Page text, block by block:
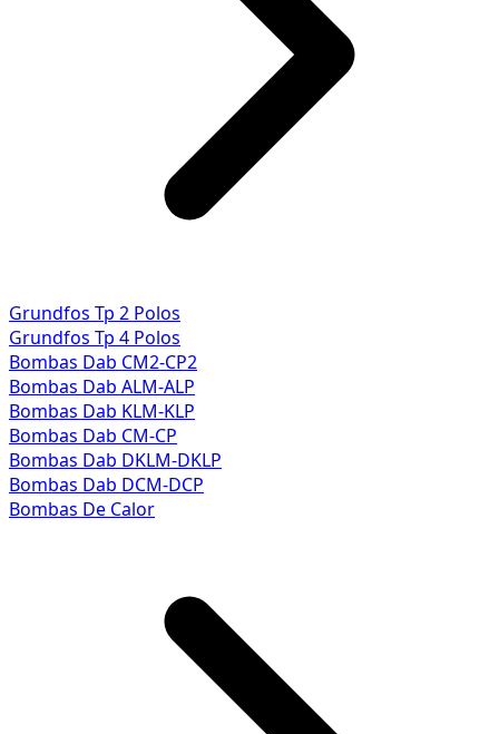
Grundfos Tp 2 Polos
Grundfos Tp 4 Polos
Bombas Dab CM2-CP2
Bombas Dab ALM-ALP
Bombas Dab KLM-KLP
Bombas Dab CM-CP
Bombas Dab DKLM-DKLP
Bombas Dab DCM-DCP
Bombas De Calor